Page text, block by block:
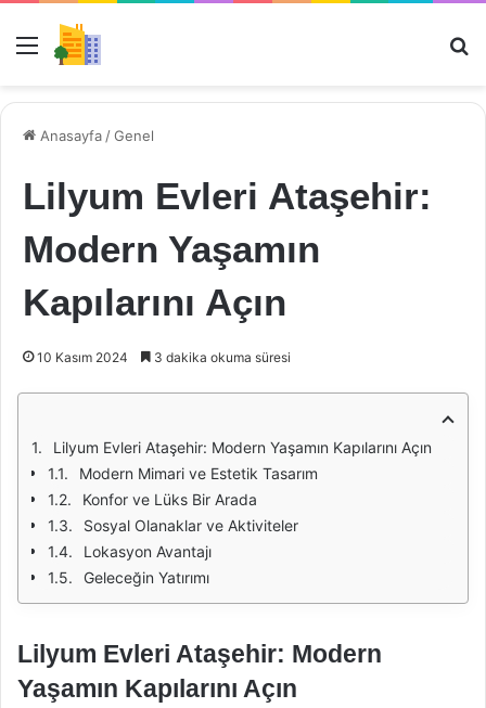
Menü
Anasayfa /Genel
Lilyum Evleri Ataşehir:
Modern Yaşamın
Kapılarını Açın
10 Kasım 2024 3 dakika okuma süresi
Lilyum Evleri Ataşehir: Modern Yaşamın Kapılarını Açın
Modern Mimari ve Estetik Tasarım
Konfor ve Lüks Bir Arada
Sosyal Olanaklar ve Aktiviteler
Lokasyon Avantajı
Geleceğin Yatırımı
Lilyum Evleri Ataşehir: Modern
Yaşamın Kapılarını Açın